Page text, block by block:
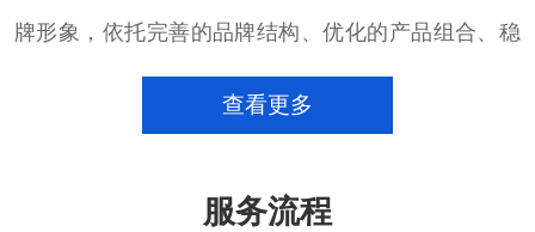
牌形象，依托完善的品牌结构、优化的产品组合、稳
定的大量货源的进口轴承销售团队，致力于以专注的
心态，通过完善的销售服务体系和技术团队，配合用
强沟通、加深了解，为用户提供更好的产品和服务。
查看更多
服务流程